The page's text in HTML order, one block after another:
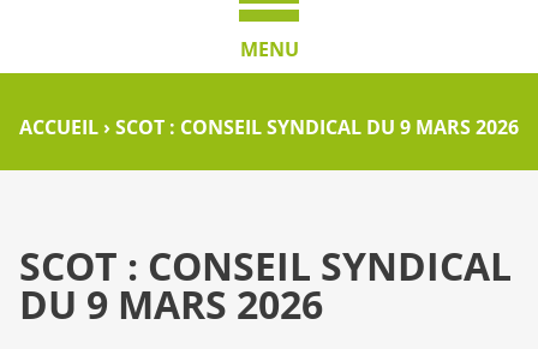
MENU
ACCUEIL ›SCOT : CONSEIL SYNDICAL DU 9 MARS 2026
SCOT : CONSEIL SYNDICAL
DU 9 MARS 2026